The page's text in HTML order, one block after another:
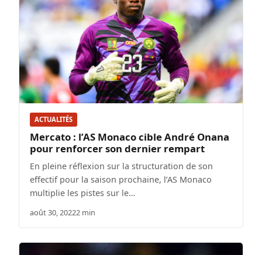
ACTUALITÉS
Mercato : l’AS Monaco cible André Onana
pour renforcer son dernier rempart
En pleine réflexion sur la structuration de son
effectif pour la saison prochaine, l’AS Monaco
multiplie les pistes sur le…
août 30, 20222 min